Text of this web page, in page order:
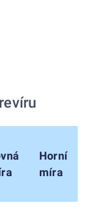
Horní
míra